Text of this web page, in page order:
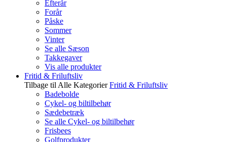
Efterår
Forår
Påske
Sommer
Vinter
Se alle Sæson
Takkegaver
Vis alle produkter
Fritid & Friluftsliv
Tilbage til Alle Kategorier Fritid & Friluftsliv
Badebolde
Cykel- og biltilbehør
Sædebetræk
Se alle Cykel- og biltilbehør
Frisbees
Golfprodukter